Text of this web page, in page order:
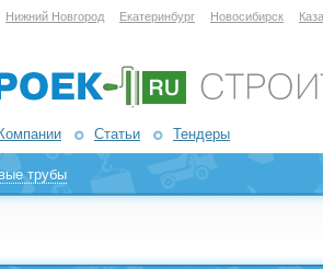
Нижний Новгород Екатеринбург Новосибирск
Компании Статьи Тендеры
трубы